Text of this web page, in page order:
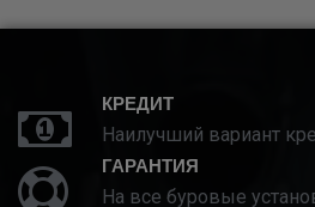
КРЕДИТ
Наилучший вариант
ГАРАНТИЯ
На все буровые